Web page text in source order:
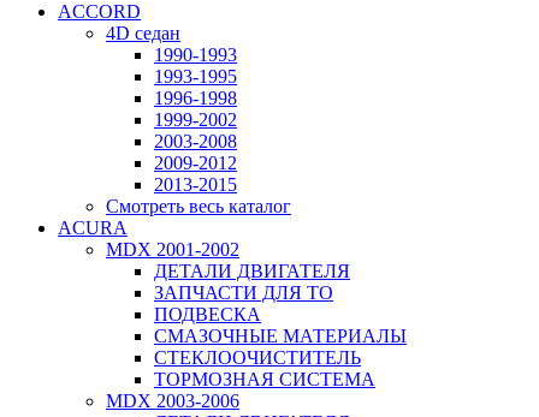
ACCORD
4D седан
1990-1993
1993-1995
1996-1998
1999-2002
2003-2008
2009-2012
2013-2015
Смотреть весь каталог
ACURA
MDX 2001-2002
ДЕТАЛИ ДВИГАТЕЛЯ
ЗАПЧАСТИ ДЛЯ ТО
ПОДВЕСКА
СМАЗОЧНЫЕ МАТЕРИАЛЫ
СТЕКЛООЧИСТИТЕЛЬ
ТОРМОЗНАЯ СИСТЕМА
MDX 2003-2006